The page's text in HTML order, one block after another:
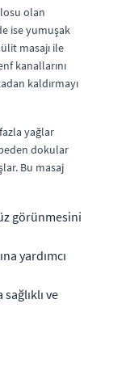
olan
ise yumuşak
masajı ile
kanallarını
kaldırmayı
yağlar
dokular
Bu masaj
görünmesini
yardımcı
ve